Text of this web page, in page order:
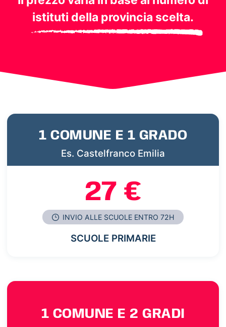
istituti della provincia scelta.
1 COMUNE E 1 GRADO
Es. Castelfranco Emilia
27 €
INVIO ALLE SCUOLE ENTRO 72H
SCUOLE PRIMARIE
1 COMUNE E 2 GRADI